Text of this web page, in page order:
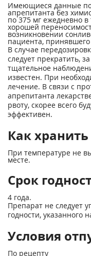
Имеющиеся данные
апрепитанта без
по 375 мг ежедневно в
хорошей
возникновении
пациента,
В случае
следует прекратить,
тщательное
известен. При
лечение. В связи с
апрепитанта
рвоту, скорее всего
эффективен.
Как
При температуре не
месте.
Срок
4 года.
Препарат не следует
годности, указанного
Условия
По рецепту